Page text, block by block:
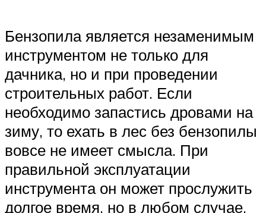
Бензопила является незаменимым
инструментом не только для
дачника, но и при проведении
строительных работ. Если
необходимо запастись дровами на
зиму, то ехать в лес без бензопилы
вовсе не имеет смысла. При
правильной эксплуатации
инструмента он может прослужить
долгое время, но в любом случае,